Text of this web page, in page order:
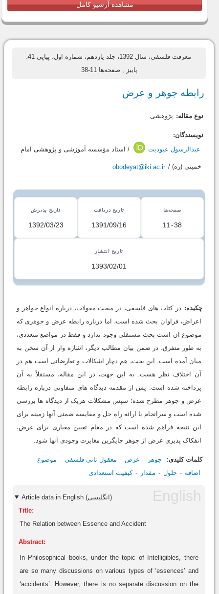
مشاهده آرشیو کامل
معرفت فلسفی، سال 1392، جلد یازدهم، شماره اول، پیاپی 41،
پاییز , صفحه‌ها 11-38
رابطه جوهر و عرض
نوع مقاله: پژوهشی
نویسندگان:
عبدالرسول عبودیت
/ استاد مؤسسه آموزشى و پژوهشى امام
خمينى (ره) / obodeyat@iki.ac.ir
صفحه‌ها
11 -38
تاریخ دریافت
1391/09/16
تاریخ پذیرش
1392/03/23
تاریخ انتشار
1393/02/01
چکیده: در کتاب هاى فلسفى، در مبحث مقولات، درباره انواع جواهر و
اعراض، فراوان بحث شده است، اما درباره رابطه عرض و جوهرى که
موضوع آن است بحث مستقلى وجود ندارد و فقط در مواضع متعددى،
به طور متفرق، در ضمن بیان مطالب دیگر، اشاره وار از آن سخن به
میان آمده است. این بحث، هم دچار اشکالات و تعارضاتى است هم در
آن اختلاف نظر هست. به این جهت، در این مقاله، مستقلاً به آن
پرداخته شده است. پس از مقدمه دیدگاه هاى متفاوتى درباره رابطه
عرض و جوهر مطرح شده؛ سپس مشکلات هریک از دیدگاه ها بررسى
شده است و سرانجام با ارائه راه حل و مقایسه ضمنى آنها زمینه براى
این نتیجه فراهم شده است که در مقام تعیین معیارى براى عرض،
انفکاک پذیرى عرض از جوهر جایگزین مغایرت وجودى آنها شود.
کلمات کلیدی: جوهر عرض معقول ثانى فلسفى
موضوع
اضافه
حلول مقدار کیفیت استعدادى
Article data in English (انگلیسی)
Title:
The Relation between Essence and Accident
Abstract:
In Philosophical books, under the topic of Intelligibles, there
are so many discussions on various types of ‘essences’ and
‘accidents’. However, there is no separate discussion on the